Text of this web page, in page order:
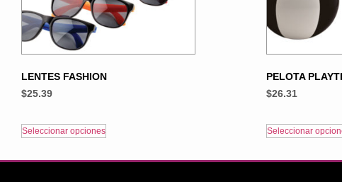
LENTES FASHION
$25.39
Seleccionar opciones
PELOTA
$26.31
Seleccionar